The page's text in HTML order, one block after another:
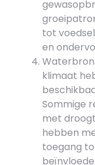
tot
en
klimaat
Sommige
met
hebben
toegang